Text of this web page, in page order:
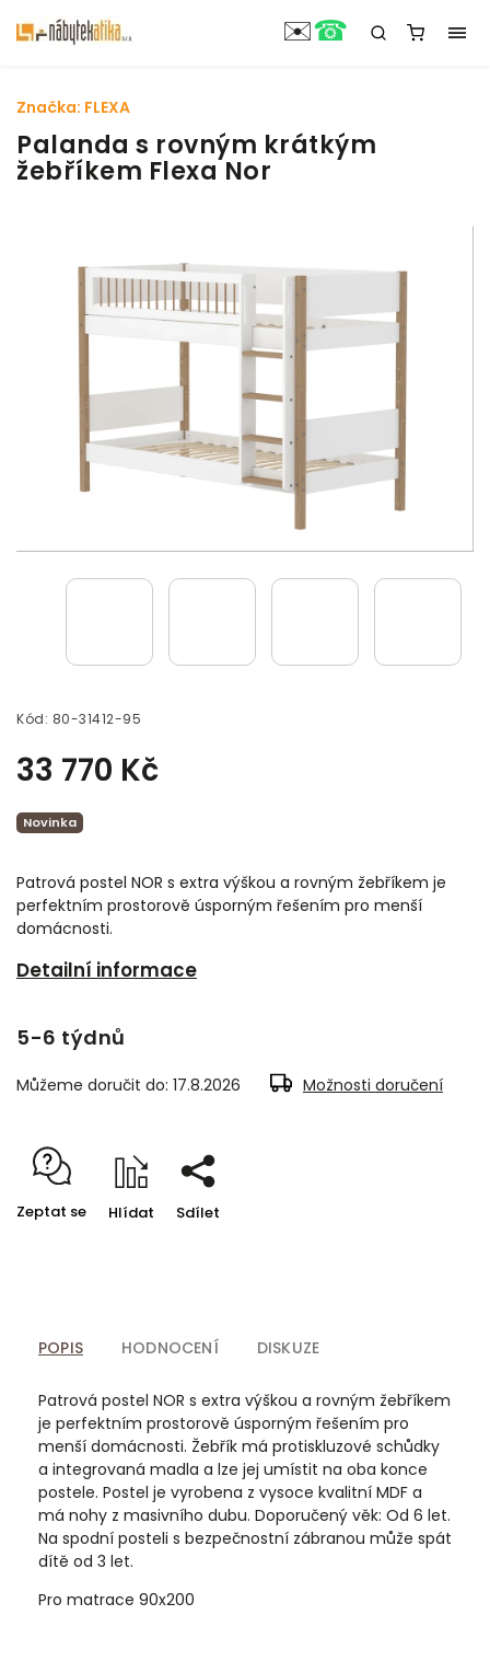
Palanda s rovným krátkým
žebříkem Flexa Nor
Kód: 80-31412-95
33 770 Kč
Novinka
Patrová postel NOR s extra výškou a rovným žebříkem je
perfektním prostorově úsporným řešením pro menší
domácnosti.
Detailní informace
Značka: FLEXA
5-6 týdnů
Můžeme doručit do: 17.8.2026 Možnosti doručení
Zeptat se Hlídat Sdílet
POPIS HODNOCENÍ DISKUZE
Patrová postel NOR s extra výškou a rovným žebříkem
je perfektním prostorově úsporným řešením pro
menší domácnosti. Žebřík má protiskluzové schůdky
a integrovaná madla a lze jej umístit na oba konce
postele. Postel je vyrobena z vysoce kvalitní MDF a
má nohy z masivního dubu. Doporučený věk: Od 6 let.
Na spodní posteli s bezpečnostní zábranou může spát
dítě od 3 let.
Pro matrace 90x200
✉️☎